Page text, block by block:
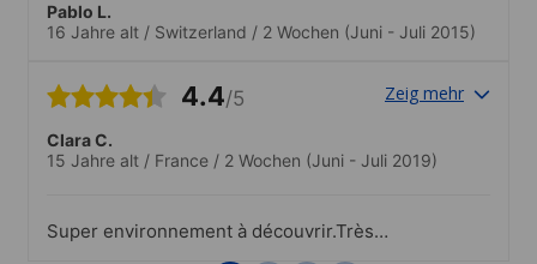
Pablo L.
16 Jahre alt / Switzerland / 2 Wochen (Juni - Juli 2015)
4.4/5 Zeig mehr
Clara C.
15 Jahre alt / France / 2 Wochen (Juni - Juli 2019)
Super environnement à découvrir.Très